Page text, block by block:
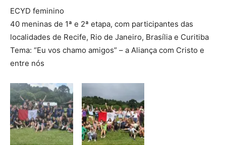
ECYD feminino
40 meninas de 1ª e 2ª etapa, com participantes das
localidades de Recife, Rio de Janeiro, Brasília e Curitiba
Tema: “Eu vos chamo amigos” – a Aliança com Cristo e
entre nós